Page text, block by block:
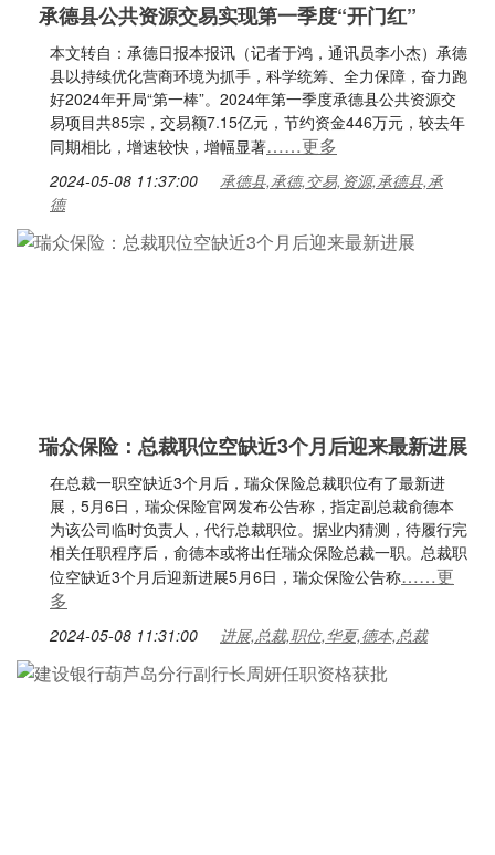
承德县公共资源交易实现第一季度“开门红”
本文转自：承德日报本报讯（记者于鸿，通讯员李小杰）承德
县以持续优化营商环境为抓手，科学统筹、全力保障，奋力跑
好2024年开局“第一棒”。2024年第一季度承德县公共资源交
易项目共85宗，交易额7.15亿元，节约资金446万元，较去年
同期相比，增速较快，增幅显著……更多
2024-05-08 11:37:00
承德县,承德,交易,资源,承德县,承
德
瑞众保险：总裁职位空缺近3个月后迎来最新进展
在总裁一职空缺近3个月后，瑞众保险总裁职位有了最新进
展，5月6日，瑞众保险官网发布公告称，指定副总裁俞德本
为该公司临时负责人，代行总裁职位。据业内猜测，待履行完
相关任职程序后，俞德本或将出任瑞众保险总裁一职。总裁职
位空缺近3个月后迎新进展5月6日，瑞众保险公告称……更
多
2024-05-08 11:31:00 进展,总裁,职位,华夏,德本,总裁